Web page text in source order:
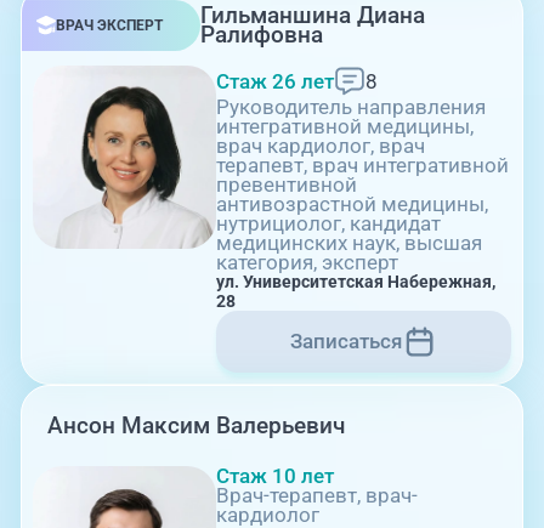
ул. 250-летия Челябинска, 73
ВРАЧ ЭКСПЕРТ Гильманшина Диана
Ралифовна
Стаж 26 лет
8
Руководитель направления
интегративной медицины,
врач кардиолог, врач
терапевт, врач интегративной
превентивной
антивозрастной медицины,
нутрициолог, кандидат
медицинских наук, высшая
категория, эксперт
ул. Университетская Набережная,
28
Записаться
Ансон Максим Валерьевич
Стаж 10 лет
Врач-терапевт, врач-
кардиолог